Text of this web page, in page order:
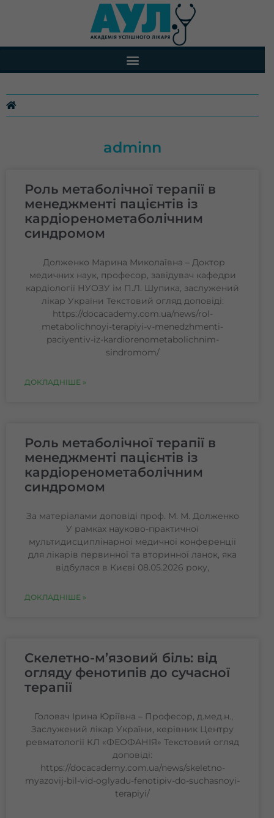
adminn
Роль метаболічної терапії в
менеджменті пацієнтів із
кардіоренометаболічним
синдромом
Долженко Марина Миколаївна – Доктор
медичних наук, професор, завідувач кафедри
кардіології НУОЗУ ім П.Л. Шупика, заслужений
лікар України Текстовий огляд доповіді:
https://docacademy.com.ua/news/rol-
metabolichnoyi-terapiyi-v-menedzhmenti-
paciyentiv-iz-kardiorenometabolichnim-
sindromom/
ДОКЛАДНІШЕ »
Роль метаболічної терапії в
менеджменті пацієнтів із
кардіоренометаболічним
синдромом
За матеріалами доповіді проф. М. М. Долженко
У рамках науково-практичної
мультидисциплінарної медичної конференції
для лікарів первинної та вторинної ланок, яка
відбулася в Києві 08.05.2026 року,
ДОКЛАДНІШЕ »
Скелетно-м’язовий біль: від
огляду фенотипів до сучасної
терапії
Головач Ірина Юріївна – Професор, д.мед.н.,
Заслужений лікар України, керівник Центру
ревматології КЛ «ФЕОФАНІЯ» Текстовий огляд
доповіді:
https://docacademy.com.ua/news/skeletno-
myazovij-bil-vid-oglyadu-fenotipiv-do-suchasnoyi-
terapiyi/